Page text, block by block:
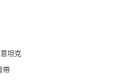
坦克
帶